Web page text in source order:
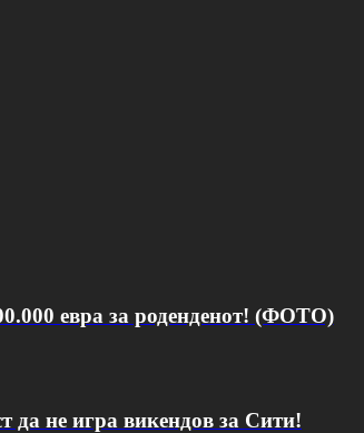
евра за роденденот! (ФОТО)
да не игра викендов за Сити!